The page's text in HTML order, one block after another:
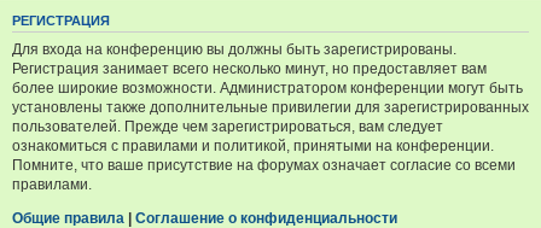
РЕГИСТРАЦИЯ
Для входа на конференцию вы должны быть зарегистрированы.
Регистрация занимает всего несколько минут, но предоставляет вам
более широкие возможности. Администратором конференции могут быть
установлены также дополнительные привилегии для зарегистрированных
пользователей. Прежде чем зарегистрироваться, вам следует
ознакомиться с правилами и политикой, принятыми на конференции.
Помните, что ваше присутствие на форумах означает согласие со всеми
правилами.
Общие правила | Соглашение о конфиденциальности